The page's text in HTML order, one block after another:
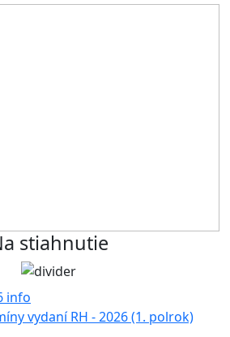
stiahnutie
info
vydaní RH - 2026 (1. polrok)